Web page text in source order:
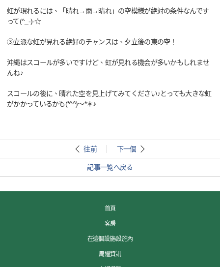
虹が現れるには、「晴れ→雨→晴れ」の空模様が絶対の条件なんです
って(^_-)-☆
③立派な虹が見れる絶好のチャンスは、夕立後の東の空！
沖縄はスコールが多いですけど、虹が見れる機会が多いかもしれませ
んね♪
スコールの後に、晴れた空を見上げてみてください♪とっても大きな虹
がかかっているかも(*^^)～*＊♪
往前 下一個
記事一覧へ戻る
首頁
客房
在這個設施/設施內
周邊資訊